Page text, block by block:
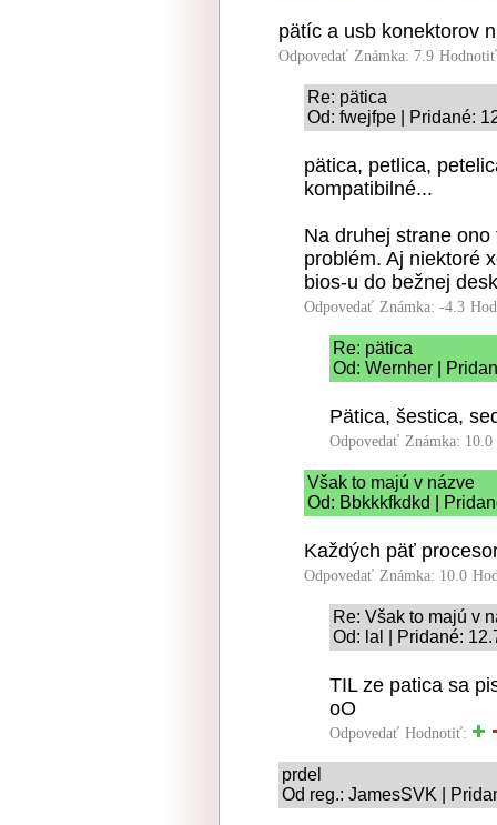
pätíc a usb konektorov
Odpovedať Známka: 7.9
Re: pätica
Od: fwejfpe | Pridané:
pätica, petlica,
kompatibilné...
Na druhej strane
problém. Aj niektoré
bios-u do bežnej
Odpovedať Známka: -4.3
Re: pätica
Od: Wernher |
Pätica, šestica,
Odpovedať Známka: 10.0
Však to majú v názve
Od: Bbkkkfkdkd |
Každých päť
Odpovedať Známka: 10.0
Re: Však to majú v
Od: lal | Pridané:
TIL ze patica sa
oO
Odpovedať Hodnotiť:
prdel
Od reg.: JamesSVK |